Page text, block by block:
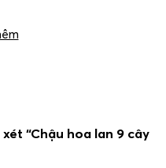
“Chậu hoa lan 9 cây